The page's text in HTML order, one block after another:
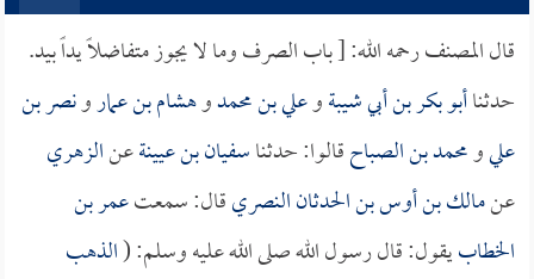
قال المصنف رحمه الله: [ باب الصرف وما لا يجوز متفاضلاً يداً بيد.
حدثناأبو بكر بن أبي شيبةوعلي بن محمدوهشام بن عمارونصر بن
عليومحمد بن الصباحقالوا: حدثناسفيان بن عيينةعنالزهري
عنمالك بن أوس بن الحدثان النصريقال: سمعتعمر بن
الخطابيقول: قال رسول الله صلى الله عليه وسلم: (الذهب